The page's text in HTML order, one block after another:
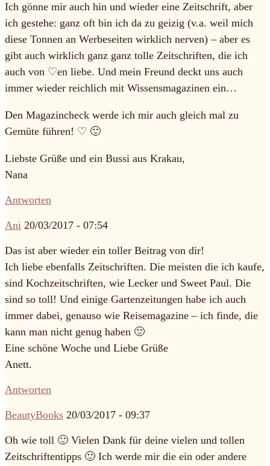
Ich gönne mir auch hin und wieder eine Zeitschrift, aber
ich gestehe: ganz oft bin ich da zu geizig (v.a. weil mich
diese Tonnen an Werbeseiten wirklich nerven) – aber es
gibt auch wirklich ganz ganz tolle Zeitschriften, die ich
auch von ♡en liebe. Und mein Freund deckt uns auch
immer wieder reichlich mit Wissensmagazinen ein…
Den Magazincheck werde ich mir auch gleich mal zu
Gemüte führen! ♡ 🙂
Liebste Grüße und ein Bussi aus Krakau,
Nana
Antworten
Ani 20/03/2017 - 07:54
Das ist aber wieder ein toller Beitrag von dir!
Ich liebe ebenfalls Zeitschriften. Die meisten die ich kaufe,
sind Kochzeitschriften, wie Lecker und Sweet Paul. Die
sind so toll! Und einige Gartenzeitungen habe ich auch
immer dabei, genauso wie Reisemagazine – ich finde, die
kann man nicht genug haben 🙂
Eine schöne Woche und Liebe Grüße
Anett.
Antworten
BeautyBooks 20/03/2017 - 09:37
Oh wie toll 🙂 Vielen Dank für deine vielen und tollen
Zeitschriftentipps 🙂 Ich werde mir die ein oder andere